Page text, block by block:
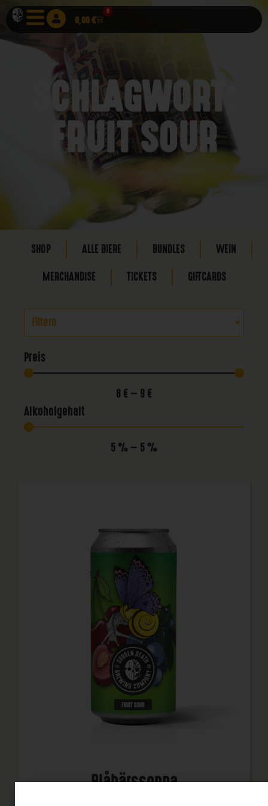
0,00€
0
SCHLAGWORT:
FRUIT SOUR
SHOP ALLE BIERE BUNDLES WEIN
MERCHANDISE TICKETS GIFTCARDS
Filtern
Preis
8 € — 9 €
Alkoholgehalt
5 % — 5 %
Blåbärssoppa